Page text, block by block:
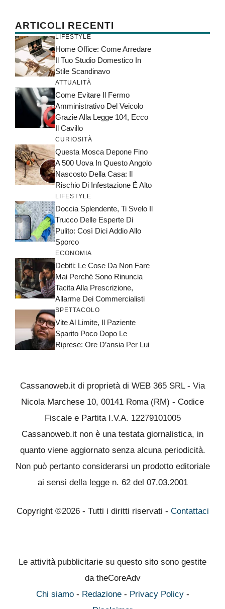
ARTICOLI RECENTI
LIFESTYLE
Home Office: Come Arredare
Il Tuo Studio Domestico In
Stile Scandinavo
ATTUALITÀ
Come Evitare Il Fermo
Amministrativo Del Veicolo
Grazie Alla Legge 104, Ecco
Il Cavillo
CURIOSITÀ
Questa Mosca Depone Fino
A 500 Uova In Questo Angolo
Nascosto Della Casa: Il
Rischio Di Infestazione È Alto
LIFESTYLE
Doccia Splendente, Ti Svelo Il
Trucco Delle Esperte Di
Pulito: Così Dici Addio Allo
Sporco
ECONOMIA
Debiti: Le Cose Da Non Fare
Mai Perché Sono Rinuncia
Tacita Alla Prescrizione,
Allarme Dei Commercialisti
SPETTACOLO
Vite Al Limite, Il Paziente
Sparito Poco Dopo Le
Riprese: Ore D’ansia Per Lui
Cassanoweb.it di proprietà di WEB 365 SRL - Via
Nicola Marchese 10, 00141 Roma (RM) - Codice
Fiscale e Partita I.V.A. 12279101005
Cassanoweb.it non è una testata giornalistica, in
quanto viene aggiornato senza alcuna periodicità.
Non può pertanto considerarsi un prodotto editoriale
ai sensi della legge n. 62 del 07.03.2001
Copyright ©2026 - Tutti i diritti riservati - Contattaci
Le attività pubblicitarie su questo sito sono gestite
da theCoreAdv
Chi siamo- Redazione- Privacy Policy-